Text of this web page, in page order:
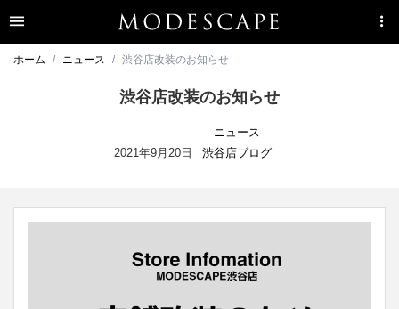
ホーム ニュース 渋谷店改装のお知らせ
渋谷店改装のお知らせ
2021年9月20日
ニュース
渋谷店ブログ